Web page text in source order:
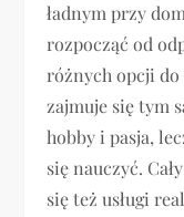
ładnym przy
rozpocząć od
różnych opcji
zajmuje się tym
hobby i pasja,
się nauczyć.
się też usługi